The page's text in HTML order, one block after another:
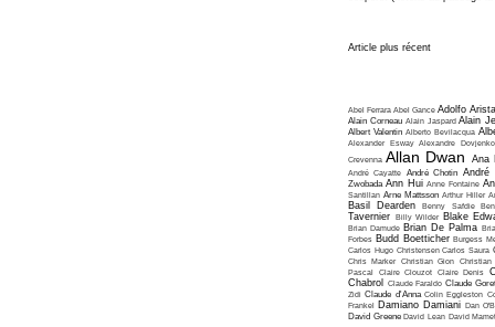
Article plus récent
Abel Ferrara Abel Gance Adolfo
Alain Corneau Alain Jaspard Alain
Albert Valentin Alberto Bevilacqua
Alexander Esway Alexandre Dovjenko
Crevenna Allan Dwan Ana
André Cayatte André Chotin André
Zwobada Ann Hui Anne Fontaine
Santillan Arne Mattsson Arthur Hiller
Basil Dearden Benny Safdie
Tavernier Billy Wilder Blake
Brian Damude Brian De Palma
Forbes Budd Boetticher Burgess
Carlos Hugo Christensen Carlos Saura
Chris Marker Christian Gion Christian
Pascal
Claire Clouzot Claire Denis
Chabrol
Claude Faraldo Claude
Zidi Claude d'Anna Colin Eggleston
Frankel Damiano Damiani Dan
David Greene David Lean David